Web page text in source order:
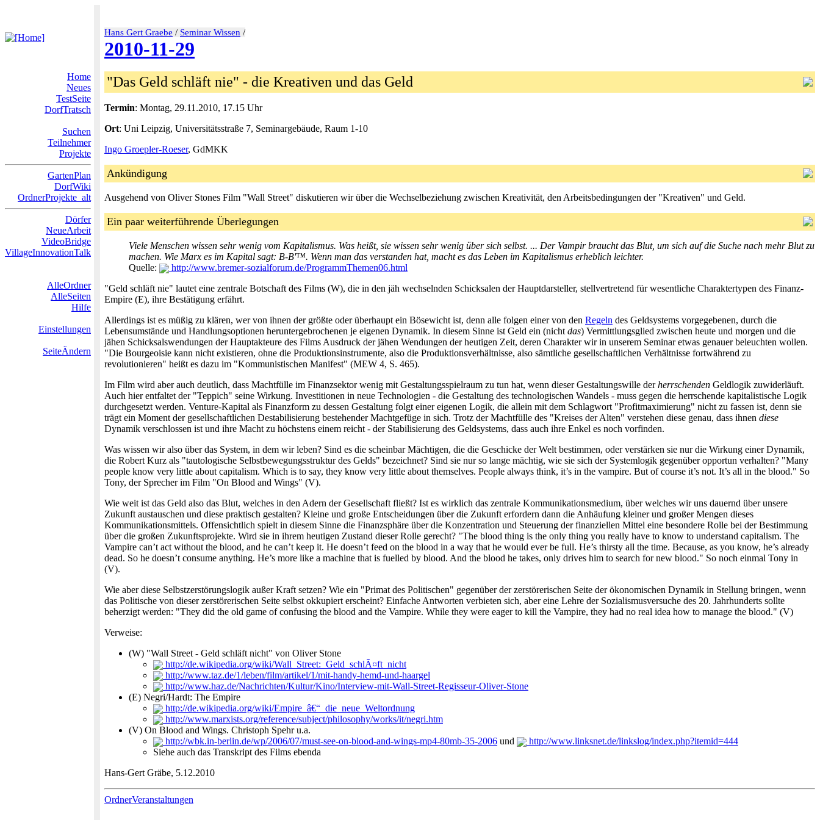
Hans Gert Graebe / Seminar Wissen /
2010-11-29
Home
Neues
TestSeite
DorfTratsch
Suchen
Teilnehmer
Projekte
GartenPlan
DorfWiki
OrdnerProjekte_alt
Dörfer
NeueArbeit
VideoBridge
VillageInnovationTalk
AlleOrdner
AlleSeiten
Hilfe
Einstellungen
SeiteÄndern
"Das Geld schläft nie" - die Kreativen und das Geld
Termin: Montag, 29.11.2010, 17.15 Uhr
Ort: Uni Leipzig, Universitätsstraße 7, Seminargebäude, Raum 1-10
Ingo Groepler-Roeser, GdMKK
Ankündigung
Ausgehend von Oliver Stones Film "Wall Street" diskutieren wir über die Wechselbeziehung zwischen Kreativität, den Arbeitsbedingungen der "Kreativen" und Geld.
Ein paar weiterführende Überlegungen
Viele Menschen wissen sehr wenig vom Kapitalismus. Was heißt, sie wissen sehr wenig über sich selbst. ... Der Vampir braucht das Blut, um sich auf die Suche nach mehr Blut zu
machen. Wie Marx es im Kapital sagt: B-B'™. Wenn man das verstanden hat, macht es das Leben im Kapitalismus erheblich leichter.
Quelle:
http://www.bremer-sozialforum.de/ProgrammThemen06.html
"Geld schläft nie" lautet eine zentrale Botschaft des Films (W), die in den jäh wechselnden Schicksalen der Hauptdarsteller, stellvertretend für wesentliche Charaktertypen des Finanz-
Empire (E), ihre Bestätigung erfährt.
Allerdings ist es müßig zu klären, wer von ihnen der größte oder überhaupt ein Bösewicht ist, denn alle folgen einer von den Regeln des Geldsystems vorgegebenen, durch die
Lebensumstände und Handlungsoptionen heruntergebrochenen je eigenen Dynamik. In diesem Sinne ist Geld ein (nicht das) Vermittlungsglied zwischen heute und morgen und die
jähen Schicksalswendungen der Hauptakteure des Films Ausdruck der jähen Wendungen der heutigen Zeit, deren Charakter wir in unserem Seminar etwas genauer beleuchten wollen.
"Die Bourgeoisie kann nicht existieren, ohne die Produktionsinstrumente, also die Produktionsverhältnisse, also sämtliche gesellschaftlichen Verhältnisse fortwährend zu
revolutionieren" heißt es dazu im "Kommunistischen Manifest" (MEW 4, S. 465).
Im Film wird aber auch deutlich, dass Machtfülle im Finanzsektor wenig mit Gestaltungsspielraum zu tun hat, wenn dieser Gestaltungswille derherrschenden Geldlogik zuwiderläuft.
Auch hier entfaltet der "Teppich" seine Wirkung. Investitionen in neue Technologien - die Gestaltung des technologischen Wandels - muss gegen die herrschende kapitalistische Logik
durchgesetzt werden. Venture-Kapital als Finanzform zu dessen Gestaltung folgt einer eigenen Logik, die allein mit dem Schlagwort "Profitmaximierung" nicht zu fassen ist, denn sie
trägt ein Moment der gesellschaftlichen Destabilisierung bestehender Machtgefüge in sich. Trotz der Machtfülle des "Kreises der Alten" verstehen diese genau, dass ihnen diese
Dynamik verschlossen ist und ihre Macht zu höchstens einem reicht - der Stabilisierung des Geldsystems, dass auch ihre Enkel es noch vorfinden.
Was wissen wir also über das System, in dem wir leben? Sind es die scheinbar Mächtigen, die die Geschicke der Welt bestimmen, oder verstärken sie nur die Wirkung einer Dynamik,
die Robert Kurz als "tautologische Selbstbewegungsstruktur des Gelds" bezeichnet? Sind sie nur so lange mächtig, wie sie sich der Systemlogik gegenüber opportun verhalten? "Many
people know very little about capitalism. Which is to say, they know very little about themselves. People always think, it’s in the vampire. But of course it’s not. It’s all in the blood." So
Tony, der Sprecher im Film "On Blood and Wings" (V).
Wie weit ist das Geld also das Blut, welches in den Adern der Gesellschaft fließt? Ist es wirklich das zentrale Kommunikationsmedium, über welches wir uns dauernd über unsere
Zukunft austauschen und diese praktisch gestalten? Kleine und große Entscheidungen über die Zukunft erfordern dann die Anhäufung kleiner und großer Mengen dieses
Kommunikationsmittels. Offensichtlich spielt in diesem Sinne die Finanzsphäre über die Konzentration und Steuerung der finanziellen Mittel eine besondere Rolle bei der Bestimmung
über die großen Zukunftsprojekte. Wird sie in ihrem heutigen Zustand dieser Rolle gerecht? "The blood thing is the only thing you really have to know to understand capitalism. The
Vampire can’t act without the blood, and he can’t keep it. He doesn’t feed on the blood in a way that he would ever be full. He’s thirsty all the time. Because, as you know, he’s already
dead. So he doesn’t consume anything. He’s more like a machine that is fuelled by blood. And the blood he takes, only drives him to search for new blood." So noch einmal Tony in
(V).
Wie aber diese Selbstzerstörungslogik außer Kraft setzen? Wie ein "Primat des Politischen" gegenüber der zerstörerischen Seite der ökonomischen Dynamik in Stellung bringen, wenn
das Politische von dieser zerstörerischen Seite selbst okkupiert erscheint? Einfache Antworten verbieten sich, aber eine Lehre der Sozialismusversuche des 20. Jahrhunderts sollte
beherzigt werden: "They did the old game of confusing the blood and the Vampire. While they were eager to kill the Vampire, they had no real idea how to manage the blood." (V)
Verweise:
(W) "Wall Street - Geld schläft nicht" von Oliver Stone
http://de.wikipedia.org/wiki/Wall_Street:_Geld_schlÃ¤ft_nicht
http://www.taz.de/1/leben/film/artikel/1/mit-handy-hemd-und-haargel
http://www.haz.de/Nachrichten/Kultur/Kino/Interview-mit-Wall-Street-Regisseur-Oliver-Stone
(E) Negri/Hardt: The Empire
http://de.wikipedia.org/wiki/Empire_â€“_die_neue_Weltordnung
http://www.marxists.org/reference/subject/philosophy/works/it/negri.htm
(V) On Blood and Wings. Christoph Spehr u.a.
http://wbk.in-berlin.de/wp/2006/07/must-see-on-blood-and-wings-mp4-80mb-35-2006 und
http://www.linksnet.de/linkslog/index.php?itemid=444
Siehe auch das Transkript des Films ebenda
Hans-Gert Gräbe, 5.12.2010
OrdnerVeranstaltungen